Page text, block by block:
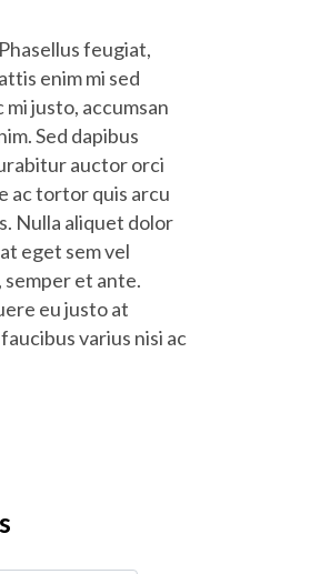
feugiat,
enim mi sed
justo, accumsan
Sed dapibus
auctor orci
ac tortor quis arcu
Nulla aliquet dolor
eget sem vel
et ante.
eu justo at
varius nisi ac